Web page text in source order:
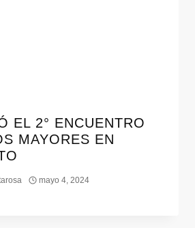
EL 2° ENCUENTRO
MAYORES EN
mayo 4, 2024